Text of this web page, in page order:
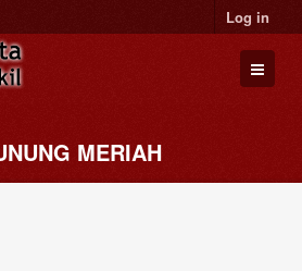
Log in
MERIAH